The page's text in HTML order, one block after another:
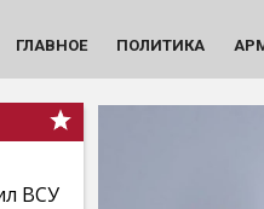
ГЛАВНОЕ ПОЛИТИКА
ВСУ